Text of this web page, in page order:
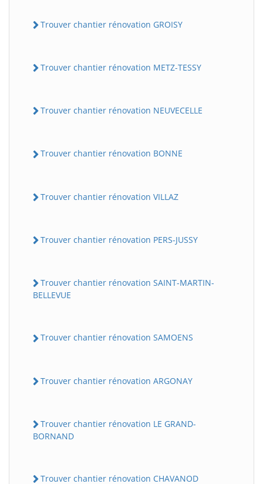
Trouver chantier rénovation GROISY
Trouver chantier rénovation METZ-TESSY
Trouver chantier rénovation NEUVECELLE
Trouver chantier rénovation BONNE
Trouver chantier rénovation VILLAZ
Trouver chantier rénovation PERS-JUSSY
Trouver chantier rénovation SAINT-MARTIN-
BELLEVUE
Trouver chantier rénovation SAMOENS
Trouver chantier rénovation ARGONAY
Trouver chantier rénovation LE GRAND-
BORNAND
Trouver chantier rénovation CHAVANOD